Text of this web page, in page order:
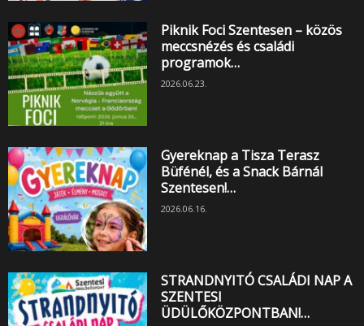
Piknik Foci Szentesen – közös
meccsnézés és családi
programok…
2026.06.23.
Gyereknap a Tisza Terasz
Büfénél, és a Snack Bárnál
Szentesen!…
2026.06.16.
STRANDNYITÓ CSALÁDI NAP A
SZENTESI
ÜDÜLŐKÖZPONTBAN!…